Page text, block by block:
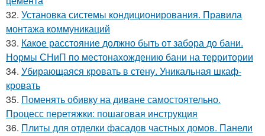
32. Установка системы кондиционирования. Правила
монтажа коммуникаций
33. Какое расстояние должно быть от забора до бани.
Нормы СНиП по местонахождению бани на территории
34. Убирающаяся кровать в стену. Уникальная шкаф-
кровать
35. Поменять обивку на диване самостоятельно.
Процесс перетяжки: пошаговая инструкция
36. Плиты для отделки фасадов частных домов. Панели